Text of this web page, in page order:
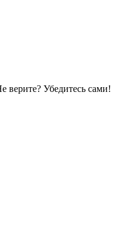
Убедитесь сами!